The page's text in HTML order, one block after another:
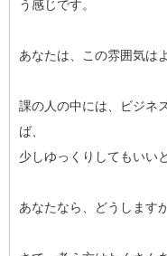
う感じです。
あなたは、この雰囲気は
課の人の中には、ビジネ
ば、
少しゆっくりしてもいい
あなたなら、どうします